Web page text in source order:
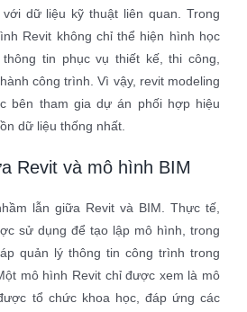
dữ liệu kỹ thuật liên quan. Trong
Revit không chỉ thể hiện hình học
tin phục vụ thiết kế, thi công,
công trình. Vì vậy, revit modeling
bên tham gia dự án phối hợp hiệu
dữ liệu thống nhất.
Revit và mô hình BIM
lẫn giữa Revit và BIM. Thực tế,
sử dụng để tạo lập mô hình, trong
quản lý thông tin công trình trong
mô hình Revit chỉ được xem là mô
tổ chức khoa học, đáp ứng các